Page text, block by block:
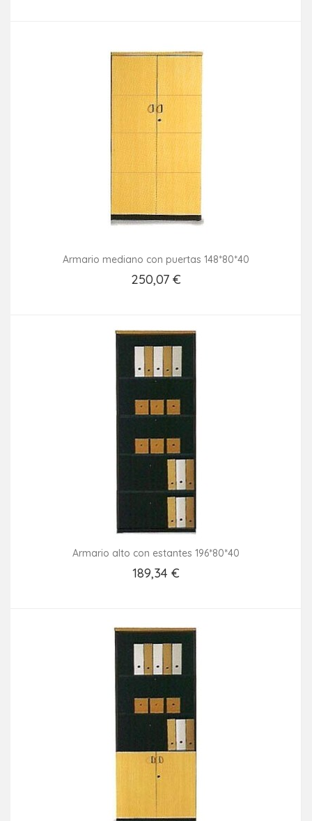
Armario mediano con puertas 148*80*40
250,07 €
Armario alto con estantes 196*80*40
189,34 €